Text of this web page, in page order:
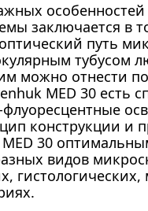
особенностей
заключается в
путь
тубусом
можно отнести
MED 30 есть
конструкции и
30
видов